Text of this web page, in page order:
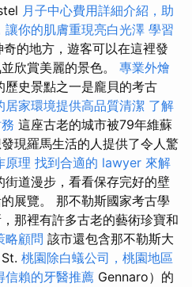
月子中心費用詳細介紹，助
讓你的肌膚重現亮白光澤 學習
的地方，遊客可以在這裡發
欣賞美麗的景色。 專業外燴
歷史景點之一是龐貝的考古
居家環境提供高品質清潔 了解
這座古老的城市被79年維蘇
現羅馬生活的人提供了令人驚
原理 找到合適的 lawyer 來解
街道漫步，看看保存完好的壁
展覽。 那不勒斯國家考古學
那裡有許多古老的藝術珍寶和
略顧問 該市還包含那不勒斯大
桃園除白蟻公司，桃園地區
信賴的牙醫推薦 Gennaro）的